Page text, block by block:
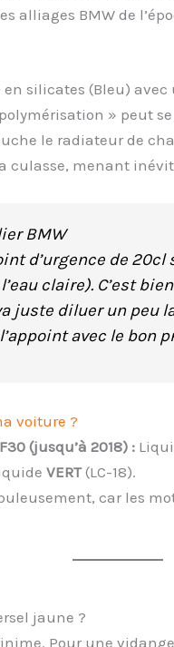
alliages BMW de
silicates (Bleu)
» peut
le radiateur de
culasse, menant
BMW
d’urgence de 20cl
claire). C’est
juste diluer un peu
avec le bon
voiture ?
(jusqu’à 2018) :
VERT(LC-18).
car les
jaune ?
Pour une